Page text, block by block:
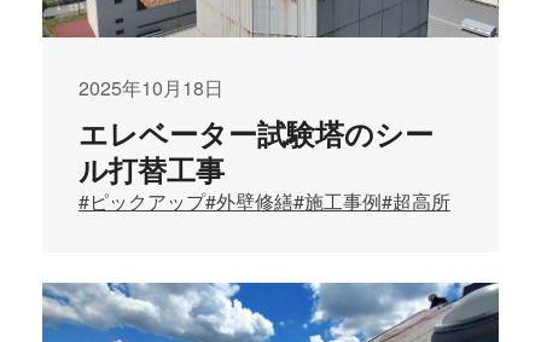
2025年10月18日
エレベーター試験塔のシー
ル打替工事
#ピックアップ#外壁修繕#施工事例#超高所